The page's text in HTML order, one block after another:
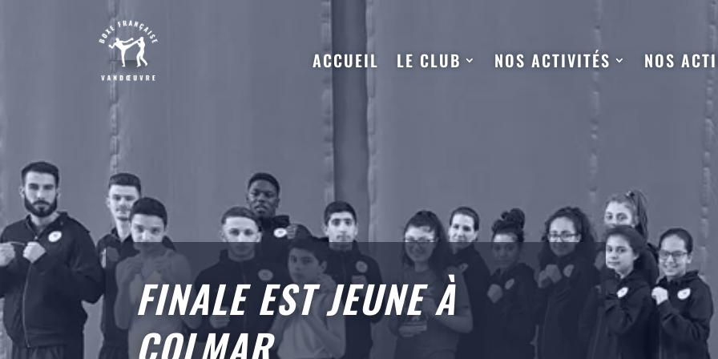
ACCUEIL LE CLUB NOS ACTIVITÉS NOS
FINALE EST JEUNE À
COLMAR